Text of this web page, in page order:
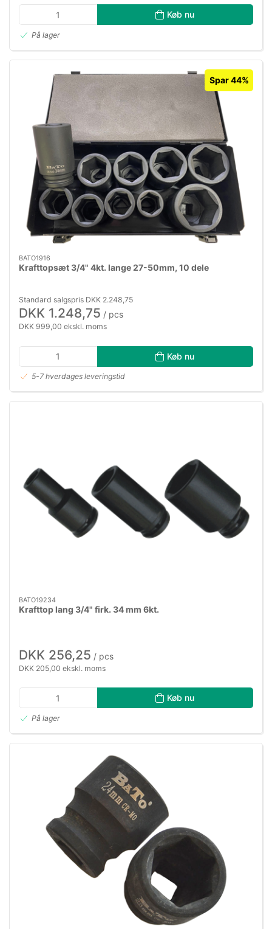
Køb nu
På lager
Spar 44%
BATO1916
Krafttopsæt 3/4" 4kt. lange 27-50mm, 10 dele
Standard salgspris DKK 2.248,75
DKK 1.248,75 / pcs
DKK 999,00 ekskl. moms
Køb nu
5-7 hverdages leveringstid
BATO19234
Krafttop lang 3/4" firk. 34 mm 6kt.
DKK 256,25 / pcs
DKK 205,00 ekskl. moms
Køb nu
På lager